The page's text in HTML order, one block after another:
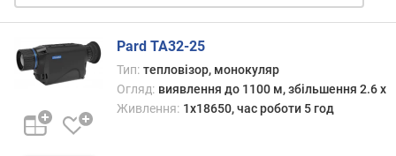
о
д
а
а
н
я
Pard TA32-25
Тип: тепловізор, монокуляр
Огляд: виявлення до 1100 м, збільшення 2.6 x
Живлення: 1x18650, час роботи 5 год